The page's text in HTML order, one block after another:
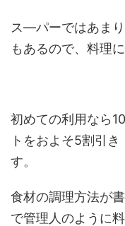
ス―パーではあま
もあるので、料理
初めての利用なら
トをおよそ5割引
す。
食材の調理方法が
で管理人のように